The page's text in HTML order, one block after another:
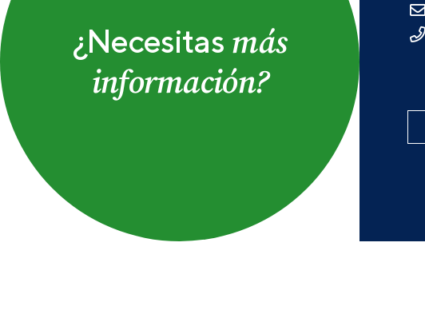
¿Necesitas más
información?